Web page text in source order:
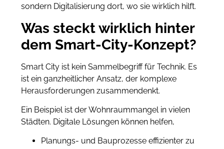
sondern Digitalisierung dort, wo sie wirklich hilft.
Was steckt wirklich hinter
dem Smart-City-Konzept?
Smart City ist kein Sammelbegriff für Technik. Es
ist ein ganzheitlicher Ansatz, der komplexe
Herausforderungen zusammendenkt.
Ein Beispiel ist der Wohnraummangel in vielen
Städten. Digitale Lösungen können helfen,
Planungs- und Bauprozesse effizienter zu